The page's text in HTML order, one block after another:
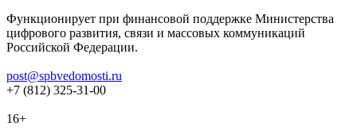
Функционирует при финансовой поддержке Министерства
цифрового развития, связи и массовых коммуникаций
Российской Федерации.
post@spbvedomosti.ru
+7 (812) 325-31-00
16+